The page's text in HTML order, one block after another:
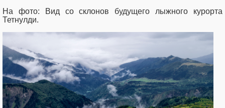
На фото: Вид со склонов будущего лыжного курорта
Тетнулди.